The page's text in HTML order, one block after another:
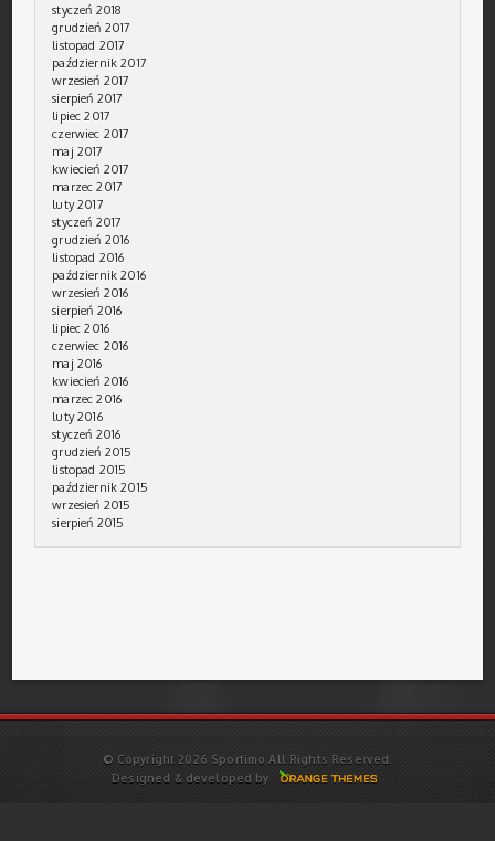
styczeń 2018
grudzień 2017
listopad 2017
październik 2017
wrzesień 2017
sierpień 2017
lipiec 2017
czerwiec 2017
maj 2017
kwiecień 2017
marzec 2017
luty 2017
styczeń 2017
grudzień 2016
listopad 2016
październik 2016
wrzesień 2016
sierpień 2016
lipiec 2016
czerwiec 2016
maj 2016
kwiecień 2016
marzec 2016
luty 2016
styczeń 2016
grudzień 2015
listopad 2015
październik 2015
wrzesień 2015
sierpień 2015
© Copyright 2026 Sportimo All Rights Reserved.
Designed & developed by